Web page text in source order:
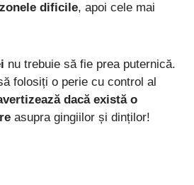
dificile, apoi cele mai
nu trebuie să fie prea puternică.
folosiți o perie cu control al
dacă există o
asupra gingiilor și dinților!